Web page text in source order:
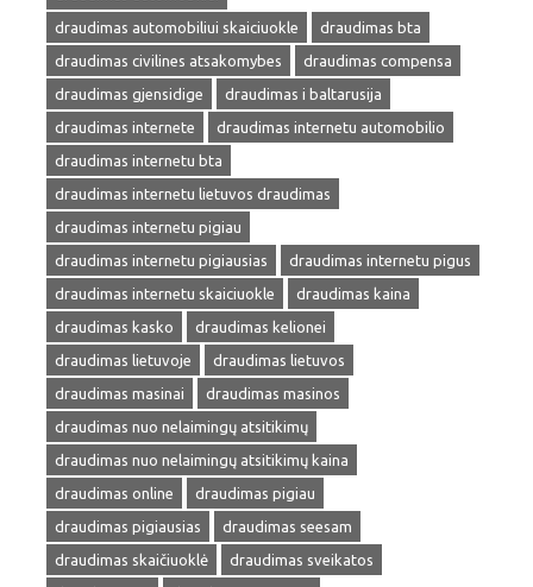
draudimas automobiliui skaiciuokle
draudimas bta
draudimas civilines atsakomybes
draudimas compensa
draudimas gjensidige
draudimas i baltarusija
draudimas internete
draudimas internetu automobilio
draudimas internetu bta
draudimas internetu lietuvos draudimas
draudimas internetu pigiau
draudimas internetu pigiausias
draudimas internetu pigus
draudimas internetu skaiciuokle
draudimas kaina
draudimas kasko
draudimas kelionei
draudimas lietuvoje
draudimas lietuvos
draudimas masinai
draudimas masinos
draudimas nuo nelaimingų atsitikimų
draudimas nuo nelaimingų atsitikimų kaina
draudimas online
draudimas pigiau
draudimas pigiausias
draudimas seesam
draudimas skaičiuoklė
draudimas sveikatos